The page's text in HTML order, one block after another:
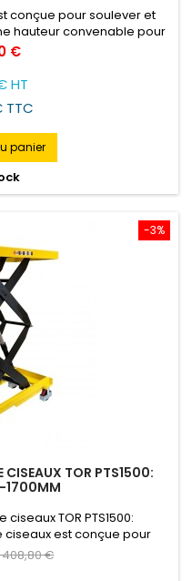
conçue pour soulever et
hauteur convenable pour
les charges de 150kg à 1
€
HT
TTC
panier
-3%
CISEAUX TOR PTS1500:
TOR PTS1500:
ciseaux est conçue pour
charges à une hauteur
Ce modèle soulève les
408,80 €